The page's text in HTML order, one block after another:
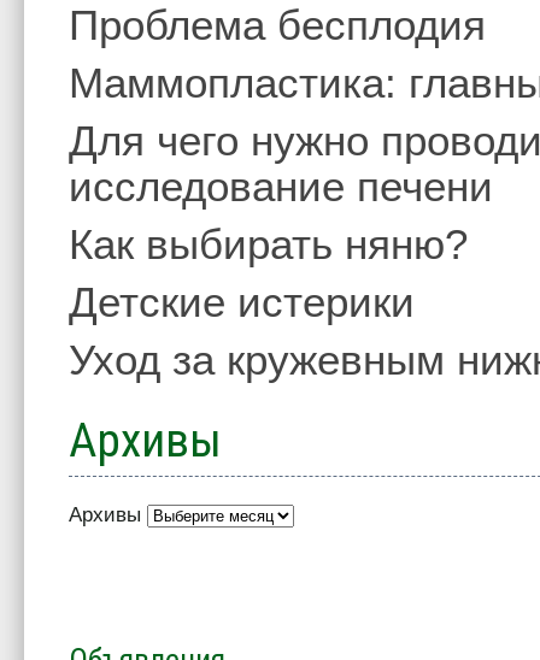
Проблема бесплодия
Маммопластика:
Для чего нужно
исследование печени
Как выбирать няню?
Детские истерики
Уход за кружевным
Архивы
Архивы